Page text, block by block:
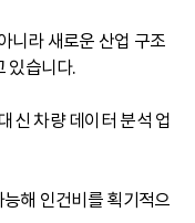
니라 새로운 산업 구조
있습니다.
신 차량 데이터 분석 업
해 인건비를 획기적으